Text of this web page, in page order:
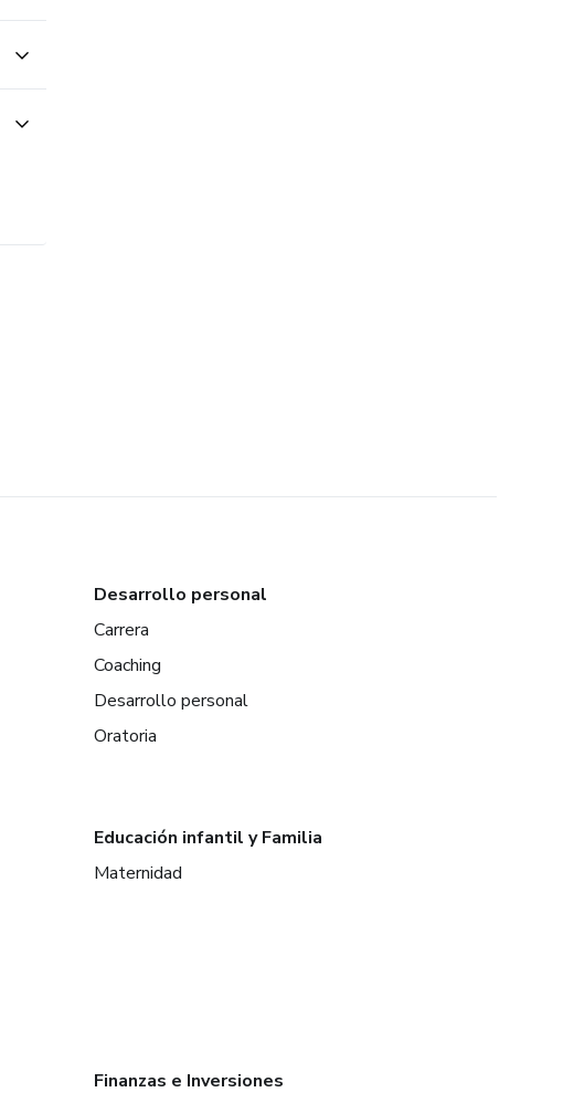
Desarrollo personal
Carrera
Coaching
Desarrollo personal
Oratoria
Educación infantil y Familia
Maternidad
Finanzas e Inversiones